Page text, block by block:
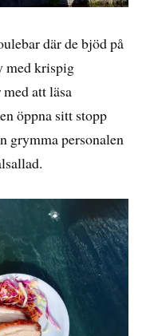
där de bjöd på
med krispig
att läsa
öppna sitt stopp
grymma personalen